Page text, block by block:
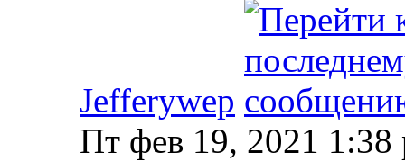
Jefferywep
Пт фев 19, 2021 1:38